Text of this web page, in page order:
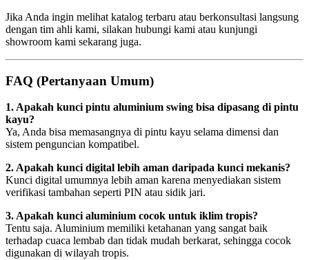
Jika Anda ingin melihat katalog terbaru atau berkonsultasi langsung
dengan tim ahli kami, silakan hubungi kami atau kunjungi
showroom kami sekarang juga.
FAQ (Pertanyaan Umum)
1. Apakah kunci pintu aluminium swing bisa dipasang di pintu
kayu?
Ya, Anda bisa memasangnya di pintu kayu selama dimensi dan
sistem penguncian kompatibel.
2. Apakah kunci digital lebih aman daripada kunci mekanis?
Kunci digital umumnya lebih aman karena menyediakan sistem
verifikasi tambahan seperti PIN atau sidik jari.
3. Apakah kunci aluminium cocok untuk iklim tropis?
Tentu saja. Aluminium memiliki ketahanan yang sangat baik
terhadap cuaca lembab dan tidak mudah berkarat, sehingga cocok
digunakan di wilayah tropis.